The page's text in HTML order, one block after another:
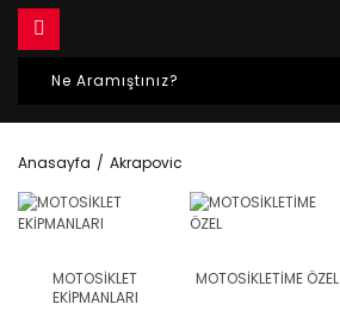
Anasayfa Akrapovic
MOTOSİKLET
EKİPMANLARI
MOTOSİKLETİME ÖZEL